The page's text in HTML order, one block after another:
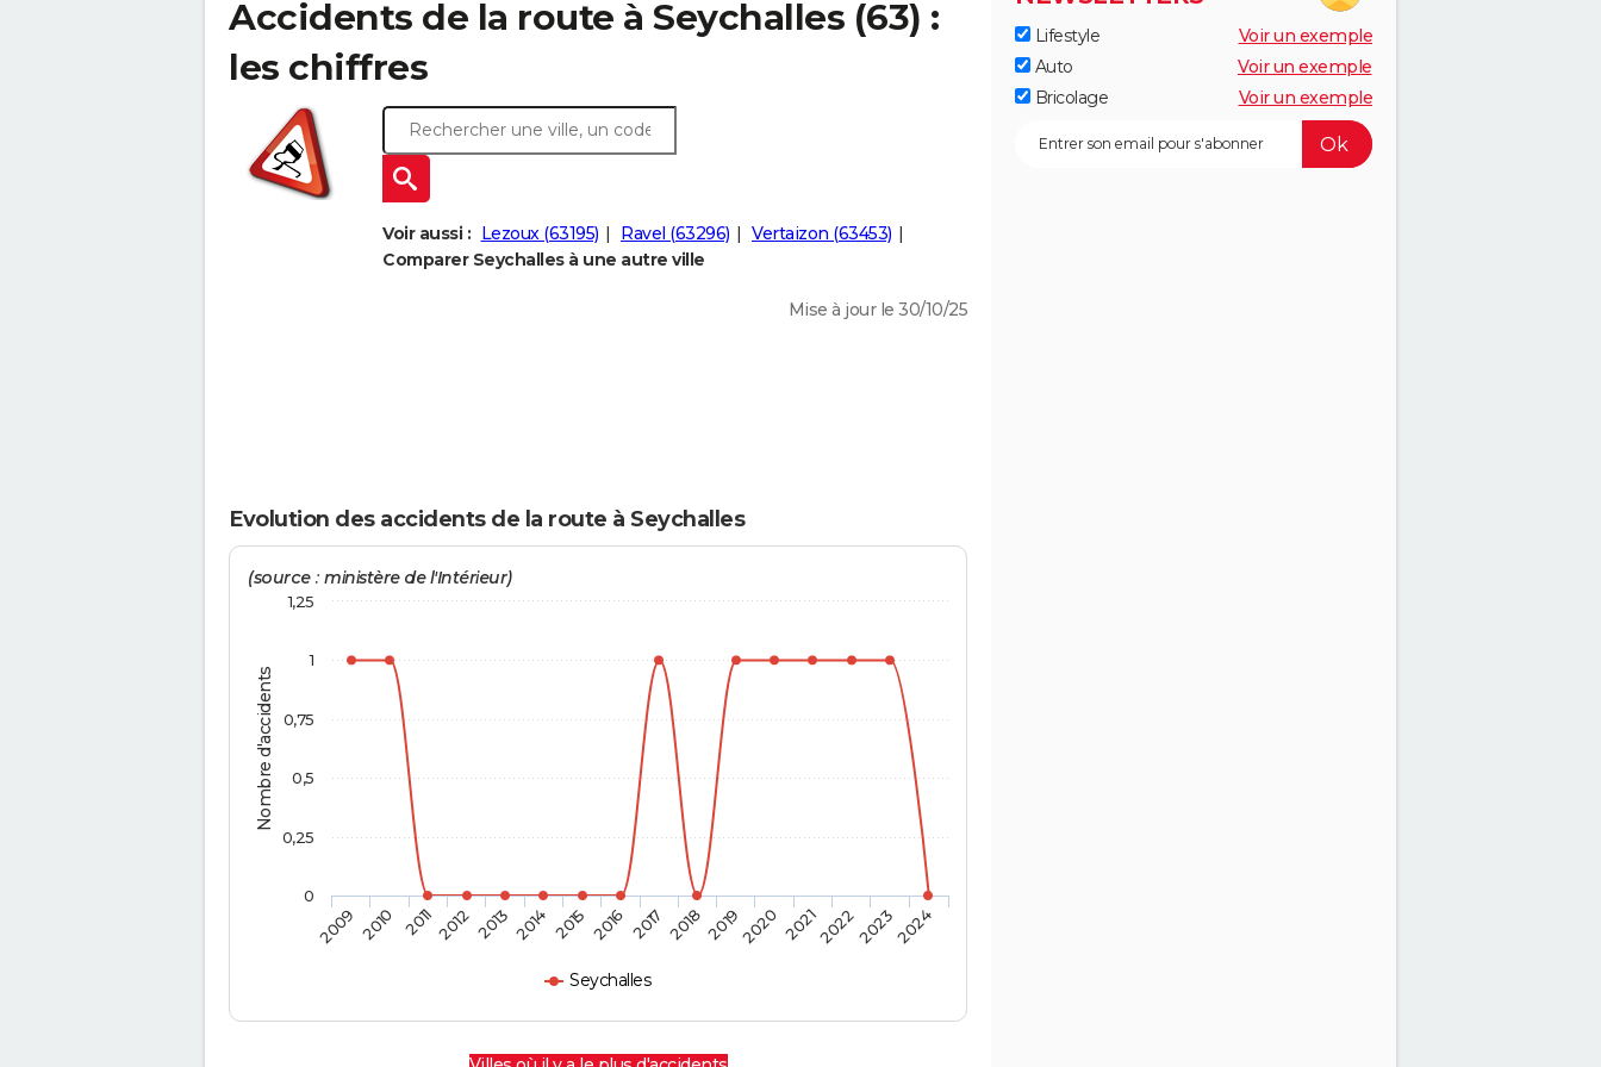
Accidents de la route à Seychalles (63) :
les chiffres
Voir aussi : Lezoux (63195) Ravel (63296)
Vertaizon (63453)
Comparer Seychalles à une autre ville
Mise à jour le 30/10/25
Evolution des accidents de la route à Seychalles
Nombre d'accidents
(source : ministère de l'Intérieur)
Seychalles
2009 2010 20112012 2013 2014 2015 2016 2017 201820192020 2021202220232024
0
0,25
0,5
0,75
1
1,25
Lifestyle
Voir un exemple
Auto
Voir un exemple
Bricolage
Voir un exemple